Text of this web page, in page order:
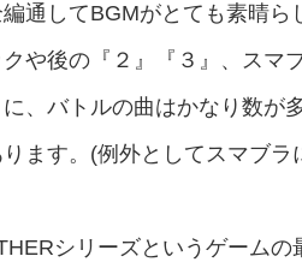
通してBGMがとても素晴ら
や後の『２』『３』、スマ
、バトルの曲はかなり数が
ます。(例外としてスマブ
シリーズというゲーム